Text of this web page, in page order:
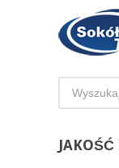
JAKOŚĆ